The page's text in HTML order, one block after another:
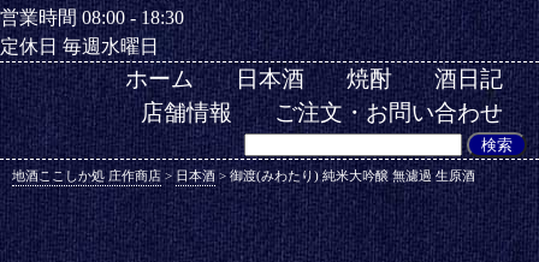
営業時間 08:00 - 18:30
定休日 毎週水曜日
ホーム 日本酒 焼酎
酒日記
店舗情報
ご注文・お問い合わせ
地酒ここしか処 庄作商店 > 日本酒 >御渡(みわたり) 純米大吟醸 無濾過 生原酒